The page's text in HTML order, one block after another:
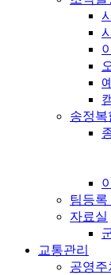
송정복
팀등록
자료실
교통관리
공영주